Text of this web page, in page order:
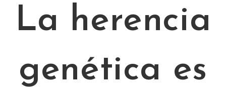
La herencia
genética es